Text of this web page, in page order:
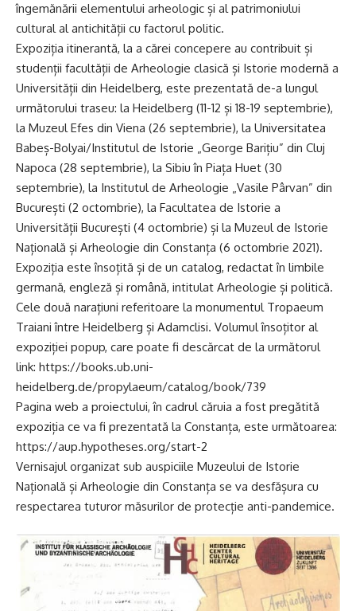
îngemănării elementului arheologic și al patrimoniului
cultural al antichității cu factorul politic.
Expoziția itinerantă, la a cărei concepere au contribuit și
studenții facultății de Arheologie clasică și Istorie modernă a
Universității din Heidelberg, este prezentată de-a lungul
următorului traseu: la Heidelberg (11-12 și 18-19 septembrie),
la Muzeul Efes din Viena (26 septembrie), la Universitatea
Babeș-Bolyai/Institutul de Istorie „George Barițiu” din Cluj
Napoca (28 septembrie), la Sibiu în Piața Huet (30
septembrie), la Institutul de Arheologie „Vasile Pârvan” din
București (2 octombrie), la Facultatea de Istorie a
Universității București (4 octombrie) și la Muzeul de Istorie
Națională și Arheologie din Constanța (6 octombrie 2021).
Expoziția este însoțită și de un catalog, redactat în limbile
germană, engleză și română, intitulat Arheologie și politică.
Cele două narațiuni referitoare la monumentul Tropaeum
Traiani între Heidelberg și Adamclisi. Volumul însoțitor al
expoziției pop­up, care poate fi descărcat de la următorul
link: https://books.ub.uni-
heidelberg.de/propylaeum/catalog/book/739
Pagina web a proiectului, în cadrul căruia a fost pregătită
expoziția ce va fi prezentată la Constanța, este următoarea:
https://aup.hypotheses.org/start-2
Vernisajul organizat sub auspiciile Muzeului de Istorie
Națională și Arheologie din Constanța se va desfășura cu
respectarea tuturor măsurilor de protecție anti-pandemice.